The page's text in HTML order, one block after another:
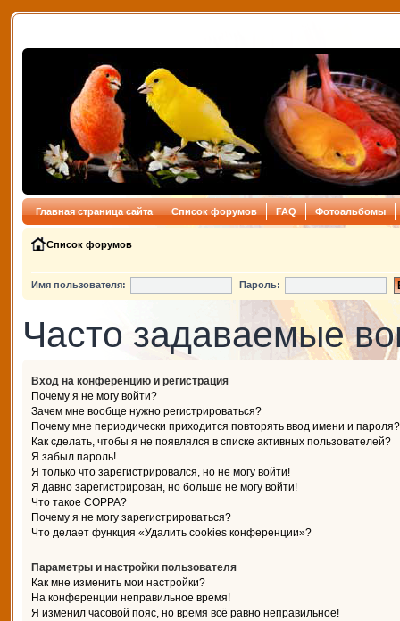
Главная страница сайта Список форумов FAQ Фотоальбомы
Список форумов
Имя пользователя: Пароль:
Часто задаваемые
Вход на конференцию и регистрация
Почему я не могу войти?
Зачем мне вообще нужно регистрироваться?
Почему мне периодически приходится повторять ввод имени и пароля?
Как сделать, чтобы я не появлялся в списке активных пользователей?
Я забыл пароль!
Я только что зарегистрировался, но не могу войти!
Я давно зарегистрирован, но больше не могу войти!
Что такое COPPA?
Почему я не могу зарегистрироваться?
Что делает функция «Удалить cookies конференции»?
Параметры и настройки пользователя
Как мне изменить мои настройки?
На конференции неправильное время!
Я изменил часовой пояс, но время всё равно неправильное!